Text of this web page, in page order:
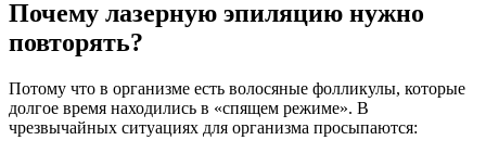
Почему лазерную эпиляцию нужно
повторять?
Потому что в организме есть волосяные фолликулы, которые
долгое время находились в «спящем режиме». В
чрезвычайных ситуациях для организма просыпаются: